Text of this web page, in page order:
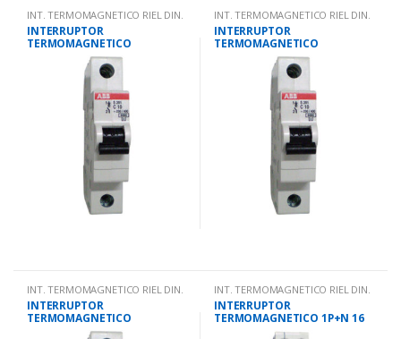
INT. TERMOMAGNETICO RIEL DIN.
INTERRUPTOR
TERMOMAGNETICO
UNIPOLAR 32 AMPS 10KA IEC
INT. TERMOMAGNETICO RIEL DIN.
INTERRUPTOR
TERMOMAGNETICO
UNIPOLAR 2 AMPS 10KA IEC
INT. TERMOMAGNETICO RIEL DIN.
INTERRUPTOR
TERMOMAGNETICO
UNIPOLAR 10 AMPS 10KA IEC
INT. TERMOMAGNETICO RIEL DIN.
INTERRUPTOR
TERMOMAGNETICO 1P+N 16
AMPS 10KA IEC 947.2